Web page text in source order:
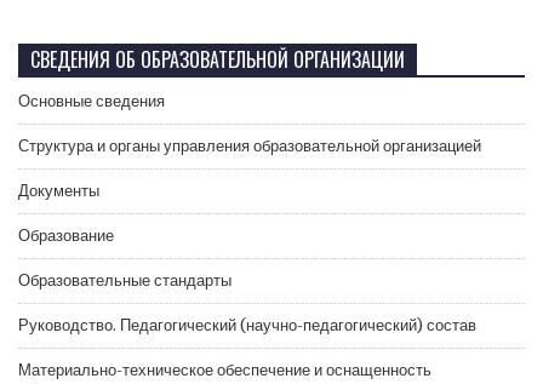
СВЕДЕНИЯ ОБ ОБРАЗОВАТЕЛЬНОЙ ОРГАНИЗАЦИИ
Основные сведения
Структура и органы управления образовательной организацией
Документы
Образование
Образовательные стандарты
Руководство. Педагогический (научно-педагогический) состав
Материально-техническое обеспечение и оснащенность